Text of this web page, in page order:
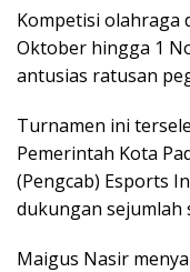
Kompetisi olahraga
Oktober hingga 1
antusias ratusan
Turnamen ini
Pemerintah Kota
(Pengcab) Esports
dukungan sejumlah
Maigus Nasir